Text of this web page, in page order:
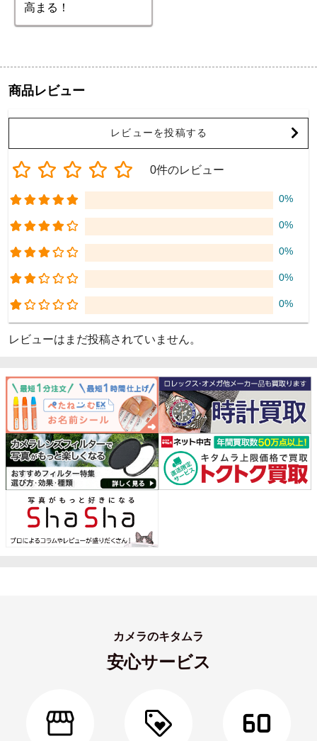
高まる！
商品レビュー
レビューを投稿する
0件のレビュー
0%
0%
0%
0%
0%
レビューはまだ投稿されていません。
カメラのキタムラ
安心サービス